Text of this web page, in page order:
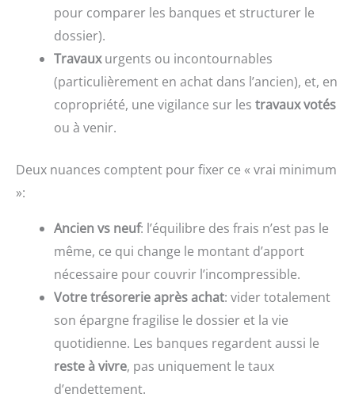
pour comparer les banques et structurer le
dossier).
Travauxurgents ou incontournables
(particulièrement en achat dans l’ancien), et, en
copropriété, une vigilance sur les travaux votés
ou à venir.
Deux nuances comptent pour fixer ce « vrai minimum
»:
Ancien vs neuf: l’équilibre des frais n’est pas le
même, ce qui change le montant d’apport
nécessaire pour couvrir l’incompressible.
Votre trésorerie après achat: vider totalement
son épargne fragilise le dossier et la vie
quotidienne. Les banques regardent aussi le
reste à vivre, pas uniquement le taux
d’endettement.